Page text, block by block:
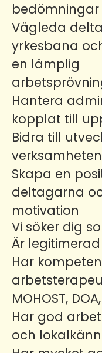
Vägleda
yrkesbana
en lämplig
Hantera
kopplat till
Bidra till
Skapa en
deltagarna
motivation
Vi söker dig
Är
Har
MOHOST,
Har god
och